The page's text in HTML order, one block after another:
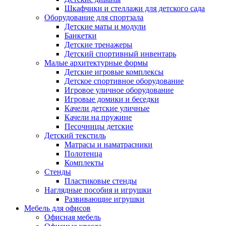
Шкафчики и стеллажи для детского сада
Оборудование для спортзала
Детские маты и модули
Банкетки
Детские тренажеры
Детский спортивный инвентарь
Малые архитектурные формы
Детские игровые комплексы
Детское спортивное оборудование
Игровое уличное оборудование
Игровые домики и беседки
Качели детские уличные
Качели на пружине
Песочницы детские
Детский текстиль
Матрасы и наматрасники
Полотенца
Комплекты
Стенды
Пластиковые стенды
Наглядные пособия и игрушки
Развивающие игрушки
Мебель для офисов
Офисная мебель